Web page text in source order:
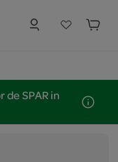
SPAR in